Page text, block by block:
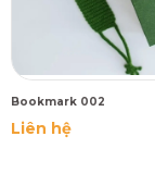
Bookmark 002
Liên hệ